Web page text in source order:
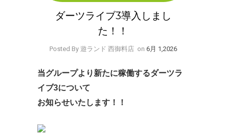
ダーツライブ3導入しまし
た！！
Posted By 遊ランド 西御料店 on 6月 1,2026
当グループより新たに稼働するダーツラ
イブ3について
お知らせいたします！！